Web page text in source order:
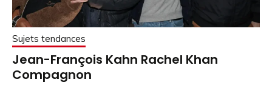
Sujets tendances
Jean-François Kahn Rachel Khan
Compagnon